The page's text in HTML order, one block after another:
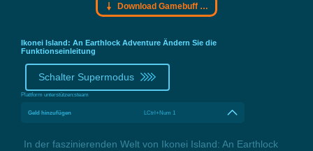
Download Gamebuff Trainer
Ikonei Island: An Earthlock Adventure Ändern Sie die
Funktionseinleitung
Schalter Supermodus
Plattform unterstützen:steam
Geld hinzufügen LCtrl+Num 1
In der faszinierenden Welt von Ikonei Island: An Earthlock